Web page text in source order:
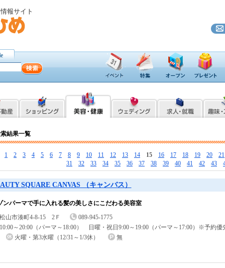
報サイト
結果一覧
1 2 3 4 5 6 7 8 9 10 11 12 13 14 15 16 17 18 19 20
21
31
32 33 34 35 36 37 38 39 40 41 42 43
SQUARE CANVAS （キャンバス）
ンパーマで手に入れる髪の美しさにこだわる美容室
松山市湊町4-8-15 2Ｆ
089-945-1775
10:00～20:00（パーマ～18:00） 日曜・祝日9:00～19:00（パーマ～17:00）※予約優
火曜・第3水曜（12/31～1/3休） 無